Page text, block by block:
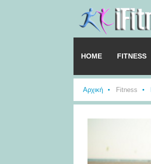
HOME FITNESS
Αρχική Fitness